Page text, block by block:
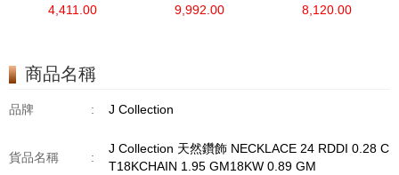
RDDI 0.48 CT18KR
4,411.00
RDDI 1.34 CT18KW
9,992.00
W/DIAMOND 7
8,120.00
商品名稱
品牌 : J Collection
貨品名稱 :
J Collection 天然鑽飾 NECKLACE 24 RDDI 0.28 C
T18KCHAIN 1.95 GM18KW 0.89 GM